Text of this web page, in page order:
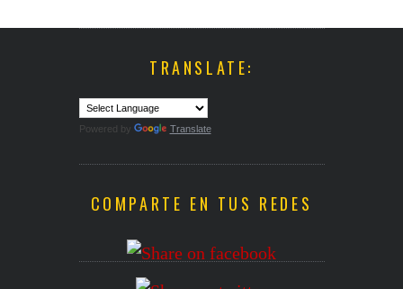
TRANSLATE:
Powered by Translate
COMPARTE EN TUS REDES